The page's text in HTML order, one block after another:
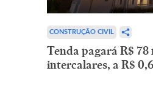
CONSTRUÇÃO CIVIL
Tenda pagará R$
intercalares, a R$